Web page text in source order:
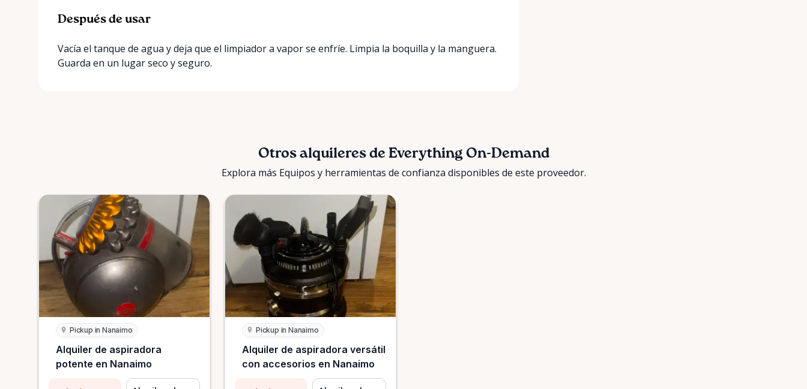
Después de usar
Vacía el tanque de agua y deja que el limpiador a vapor se enfríe. Limpia la boquilla y la manguera.
Guarda en un lugar seco y seguro.
Otros alquileres de Everything On-Demand
Explora más Equipos y herramientas de confianza disponibles de este proveedor.
Alquiler de aspiradora
potente en Nanaimo
Pickup in Nanaimo
Alquiler de aspiradora versátil
con accesorios en Nanaimo
Pickup in Nanaimo